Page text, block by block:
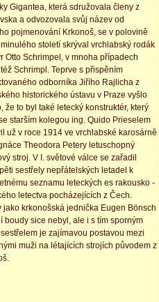
Gigantea, která sdružovala členy z
a odvozovala svůj název od
pojmenování Krkonoš, se v polovině
století skrýval vrchlabský rodák
Otto Schrimpel, v mnoha případech
Schrimpl. Teprve s přispěním
odborníka Jiřího Rajlicha z
historického ústavu v Praze vyšlo
že to byl také letecký konstruktér, který
starším kolegou ing. Quido Prieselem
už v roce 1914 ve vrchlabské karosárně
Theodora Petery letuschopný
stroj. V I. světové válce se zařadil
sestřely nepřátelských letadel k
seznamu leteckých es rakousko -
letectva pocházejících z Čech.
jako krkonošská jednička Eugen Bönsch
boudy sice nebyl, ale i s tím sporným
je zajímavou postavou mezi
muži na létajících strojích původem z